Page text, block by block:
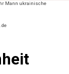
Mann ukrainische